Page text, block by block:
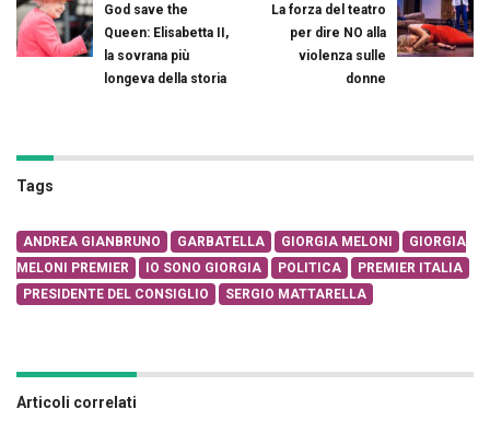
God save the
Queen: Elisabetta II,
la sovrana più
longeva della storia
La forza del teatro
per dire NO alla
violenza sulle
donne
Tags
ANDREA GIANBRUNO GARBATELLA GIORGIA MELONI
GIORGIA
MELONI PREMIER
IO SONO GIORGIA POLITICA
PREMIER ITALIA
PRESIDENTE DEL CONSIGLIO
SERGIO MATTARELLA
Articoli correlati